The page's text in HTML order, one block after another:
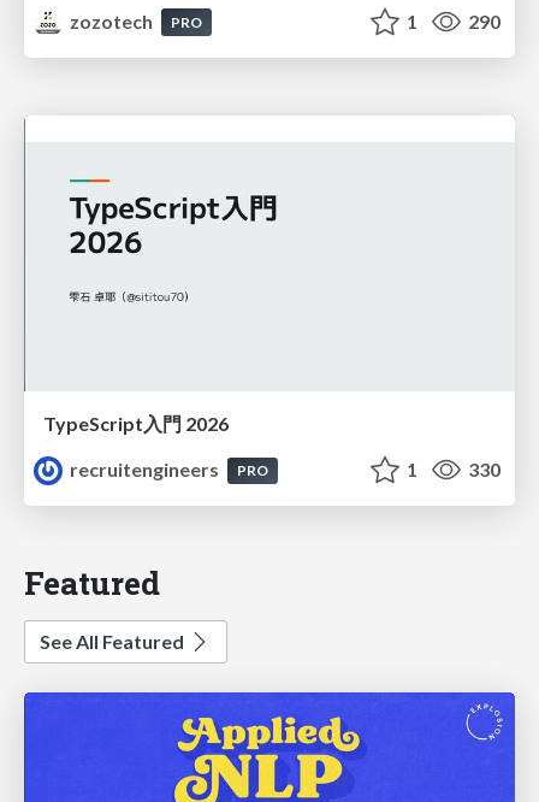
zozotech
PRO 1 290
TypeScript入門 2026
recruitengineers
PRO 1 330
Featured
See All Featured